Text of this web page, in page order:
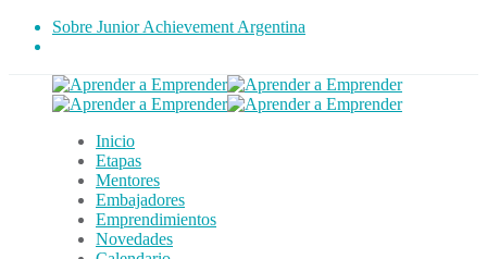
Sobre Junior Achievement Argentina
Inicio
Etapas
Mentores
Embajadores
Emprendimientos
Novedades